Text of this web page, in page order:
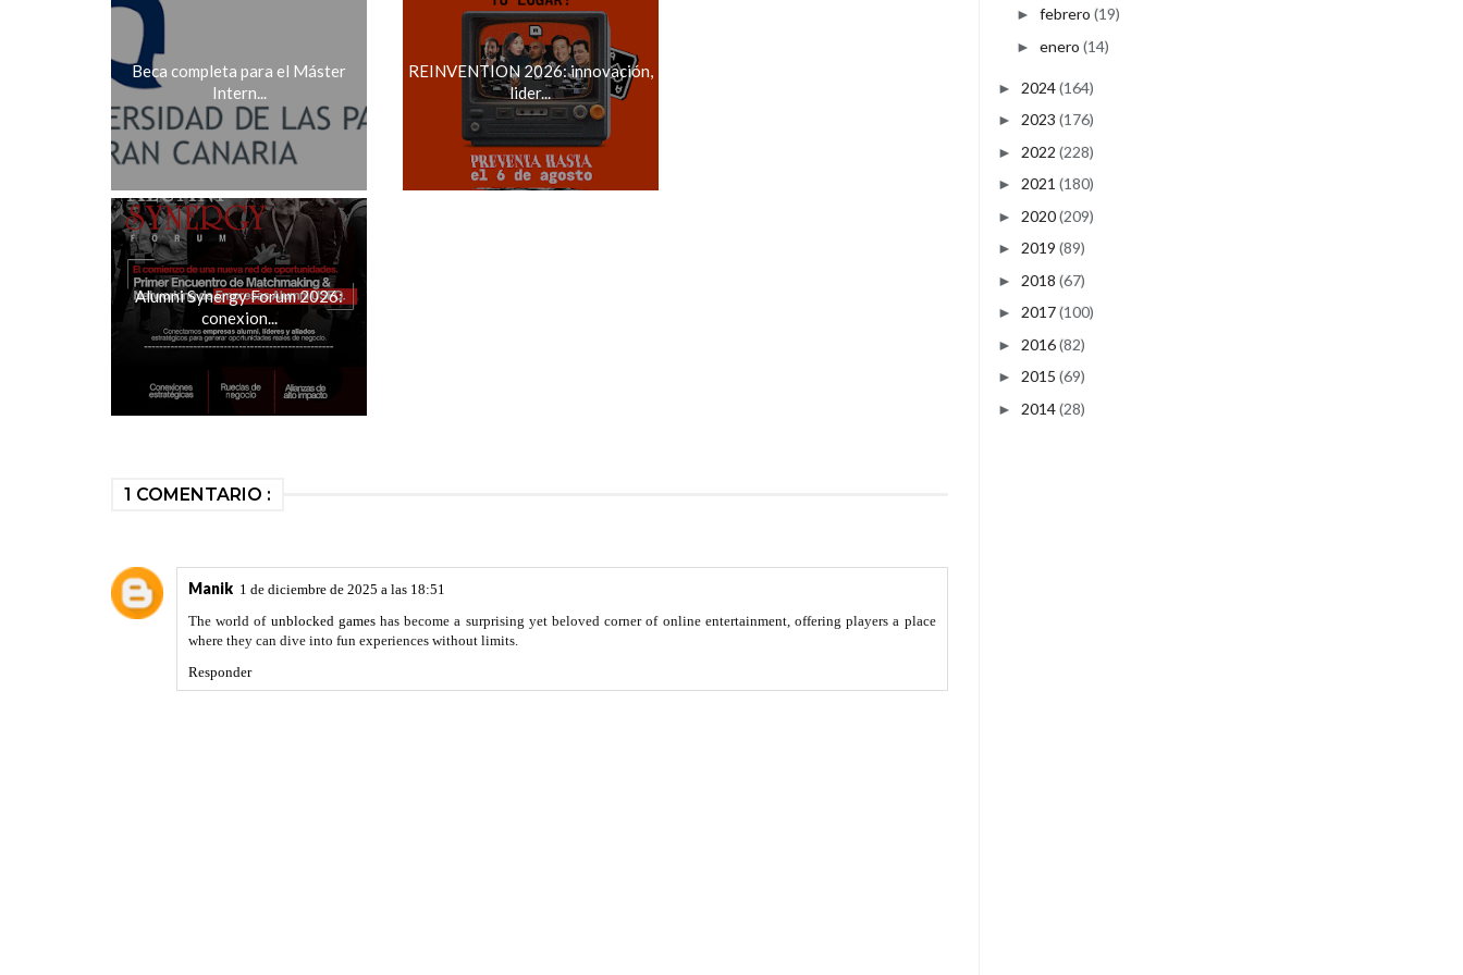
Beca completa para el Máster
Intern...
REINVENTION 2026: innovación,
lider...
Alumni Synergy Forum 2026:
conexion...
1 COMENTARIO :
Manik 1 de diciembre de 2025 a las 18:51
The world of unblocked gameshas become a surprising yet beloved corner of online entertainment, offering players a place
where they can dive into fun experiences without limits.
Responder
► febrero (19)
► enero (14)
► 2024(164)
► 2023 (176)
► 2022 (228)
► 2021 (180)
► 2020(209)
► 2019 (89)
► 2018 (67)
► 2017(100)
► 2016(82)
► 2015 (69)
► 2014(28)